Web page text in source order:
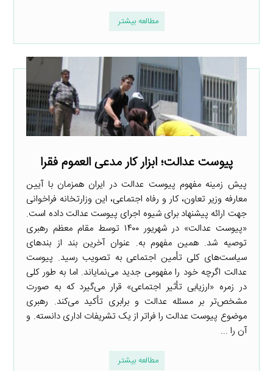
مطالعه بیشتر
پیوست عدالت؛ ابزار کار مدعی العموم فقرا
پیش زمینه مفهوم پیوست عدالت در ایران همزمان با آیین
معارفه وزیر تعاون، کار و رفاه اجتماعی، این وزارتخانه فراخوانی
جهت ارائه پیشنهاد برای شیوه اجرای پیوست عدالت داده است.
«پیوست عدالت» در شهریور ۱۴۰۰ توسط مقام معظم رهبری
توصیه شد. همین مفهوم به. عنوان آخرین بند از بندهای
سیاست‌های کلی تأمین اجتماعی به تصویب رسید. پیوست
عدالت اگرچه خود را مفهومی جدید می‌نمایاند. اما به طور کلی
در زمره «ارزیابی تأثیر اجتماعی» قرار می‌گیرد که به صورت
مشخص‌تر بر مسئله عدالت و برابری تأکید می‌کند. رهبری
موضوع پیوست عدالت را فراتر از یک تشریفات اداری دانسته. و
آن را ...
مطالعه بیشتر